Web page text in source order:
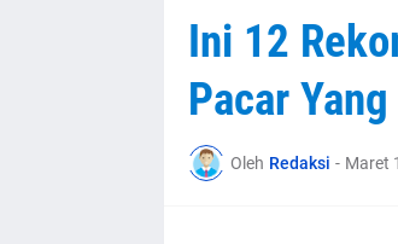
Ini 12
Pacar
Oleh Redaksi - Maret